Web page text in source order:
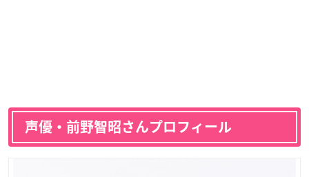
声優・前野智昭さんプロフィール